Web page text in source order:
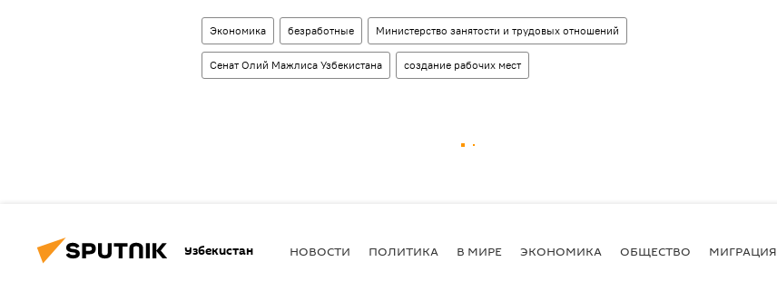
Экономика безработные Министерство занятости и трудовых отношений
Сенат Олий Мажлиса Узбекистана создание рабочих мест
Узбекистан НОВОСТИ ПОЛИТИКА В МИРЕ ЭКОНОМИКА ОБЩЕСТВО МИГРАЦИЯ